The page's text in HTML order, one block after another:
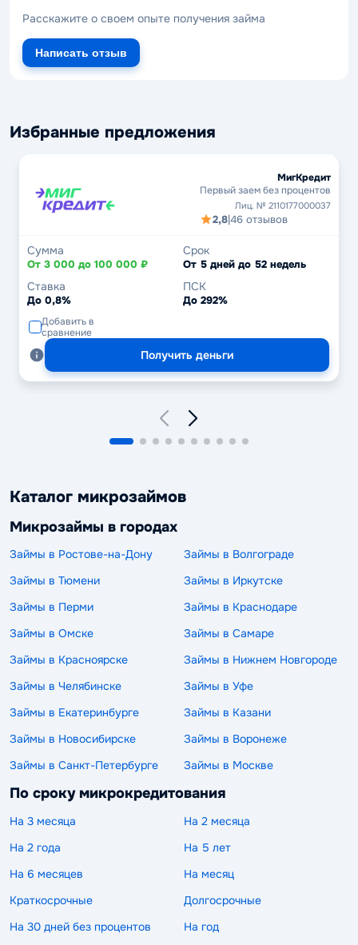
Расскажите о своем опыте получения займа
Написать отзыв
Избранные предложения
МигКредит
Первый заем без процентов
Лиц. № 2110177000037
2,8|46 отзывов
Сумма
От 3 000 до 100 000 ₽
Срок
От 5 дней до 52 недель
Ставка
До 0,8%
ПСК
До 292%
Добавить в
сравнение
Получить деньги
Каталог микрозаймов
Микрозаймы в городах
Займы в Ростове-на-Дону
Займы в Волгограде
Займы в Тюмени
Займы в Иркутске
Займы в Перми
Займы в Краснодаре
Займы в Омске
Займы в Самаре
Займы в Красноярске
Займы в Нижнем Новгороде
Займы в Челябинске
Займы в Уфе
Займы в Екатеринбурге
Займы в Казани
Займы в Новосибирске
Займы в Воронеже
Займы в Санкт-Петербурге
Займы в Москве
По сроку микрокредитования
На 3 месяца
На 2 месяца
На 2 года
На 5 лет
На 6 месяцев
На месяц
Краткосрочные
Долгосрочные
На 30 дней без процентов
На год